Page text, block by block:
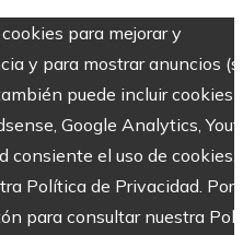
para mejorar y
y para mostrar anuncios
puede incluir cookies
Google Analytics,
consiente el uso de cookies.
Política de Privacidad. Por
para consultar nuestra